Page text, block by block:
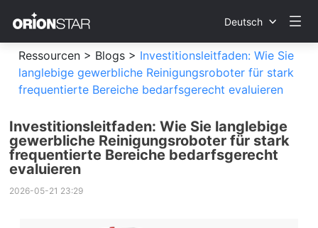
Deutsch
Ressourcen > Blogs > Investitionsleitfaden: Wie Sie
langlebige gewerbliche Reinigungsroboter für stark
frequentierte Bereiche bedarfsgerecht evaluieren
Investitionsleitfaden: Wie Sie langlebige
gewerbliche Reinigungsroboter für stark
frequentierte Bereiche bedarfsgerecht
evaluieren
2026-05-21 23:29